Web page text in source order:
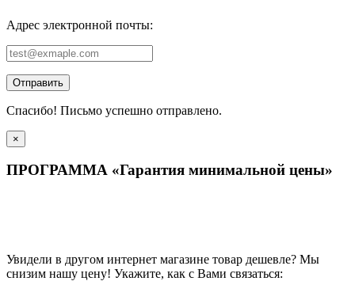
Адрес электронной почты:
Отправить
Спасибо! Письмо успешно отправлено.
×
ПРОГРАММА «Гарантия минимальной цены»
Увидели в другом интернет магазине товар дешевле? Мы
снизим нашу цену! Укажите, как с Вами связаться: